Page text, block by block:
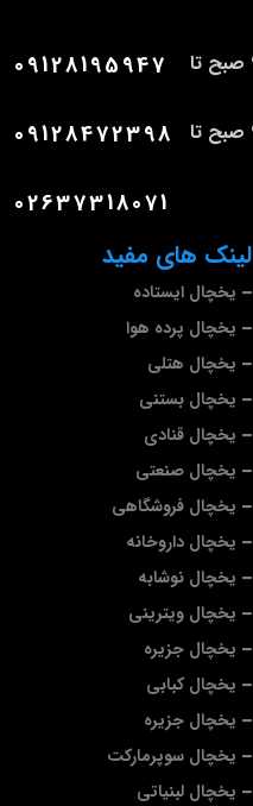
لینک های مفید
یخچال ایستاده
یخچال پرده هوا
یخچال هتلی
یخچال بستنی
یخچال قنادی
یخچال صنعتی
یخچال فروشگاهی
یخچال داروخانه
یخچال نوشابه
یخچال ویترینی
یخچال جزیره
یخچال کبابی
یخچال جزیره
یخچال سوپرمارکت
یخچال لبنیاتی
کارشناس فروش (پاسخگویی 9 صبح تا
09128195947
کارشناس فروش (پاسخگویی 9 صبح تا
09128472398
02637318071